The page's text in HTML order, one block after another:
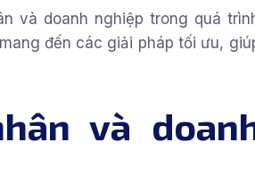
và doanh nghiệp trong quá
mang đến các giải pháp tối ưu,
và